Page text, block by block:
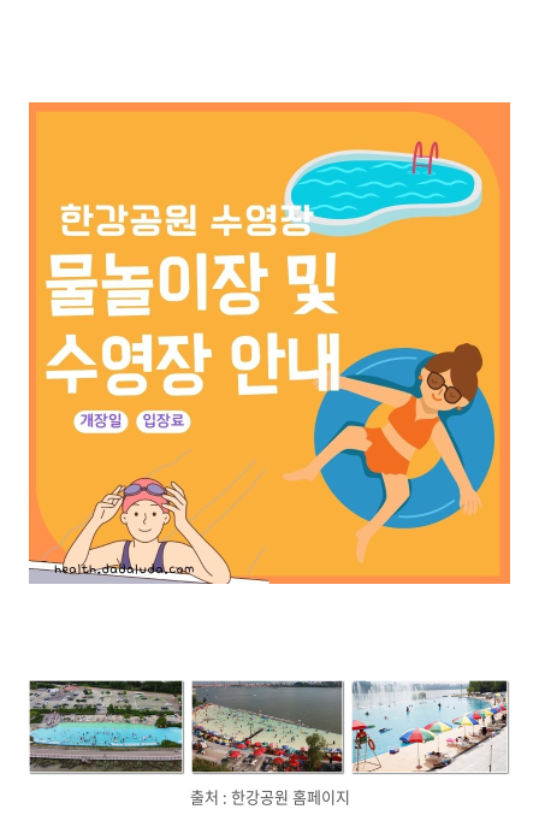
출처 : 한강공원 홈페이지